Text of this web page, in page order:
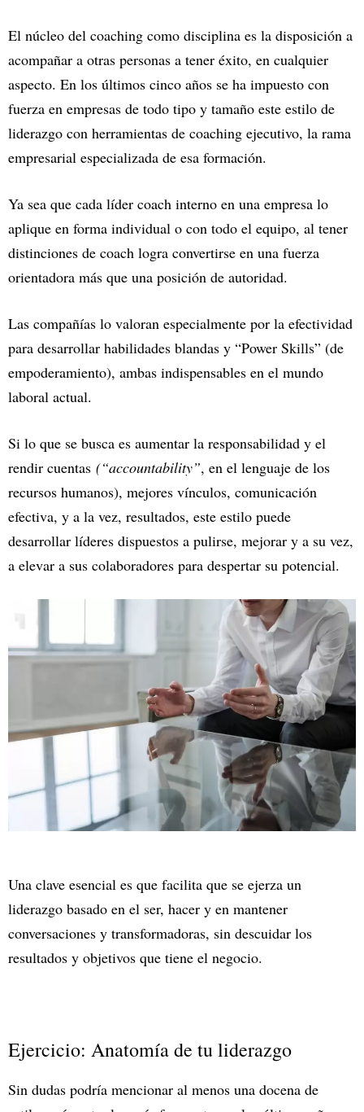
El núcleo del coaching como disciplina es la disposición a
acompañar a otras personas a tener éxito, en cualquier
aspecto. En los últimos cinco años se ha impuesto con
fuerza en empresas de todo tipo y tamaño este estilo de
liderazgo con herramientas de coaching ejecutivo, la rama
empresarial especializada de esa formación.
Ya sea que cada líder coach interno en una empresa lo
aplique en forma individual o con todo el equipo, al tener
distinciones de coach logra convertirse en una fuerza
orientadora más que una posición de autoridad.
Las compañías lo valoran especialmente por la efectividad
para desarrollar habilidades blandas y “Power Skills” (de
empoderamiento), ambas indispensables en el mundo
laboral actual.
Si lo que se busca es aumentar la responsabilidad y el
rendir cuentas (“accountability”, en el lenguaje de los
recursos humanos), mejores vínculos, comunicación
efectiva, y a la vez, resultados, este estilo puede
desarrollar líderes dispuestos a pulirse, mejorar y a su vez,
a elevar a sus colaboradores para despertar su potencial.
Una clave esencial es que facilita que se ejerza un
liderazgo basado en el ser, hacer y en mantener
conversaciones y transformadoras, sin descuidar los
resultados y objetivos que tiene el negocio.
Ejercicio: Anatomía de tu liderazgo
Sin dudas podría mencionar al menos una docena de